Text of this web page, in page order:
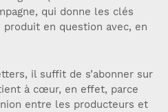
qui donne les clés
en question avec, en
il suffit de s’abonner sur
à cœur, en effet, parce
entre les producteurs et